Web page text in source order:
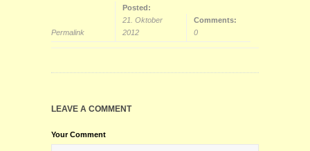
Permalink
Posted:
21. Oktober
2012
Comments:
0
LEAVE A COMMENT
Your Comment